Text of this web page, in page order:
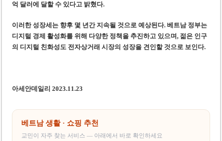
억 달러에 달할 수 있다고 밝혔다.
이러한 성장세는 향후 몇 년간 지속될 것으로 예상된다. 베트남 정부는
디지털 경제 활성화를 위해 다양한 정책을 추진하고 있으며, 젊은 인구
의 디지털 친화성도 전자상거래 시장의 성장을 견인할 것으로 보인다.
아세안데일리 2023.11.23
베트남 생활 · 쇼핑 추천
교민이 자주 찾는 서비스 — 아래에서 바로 확인하세요